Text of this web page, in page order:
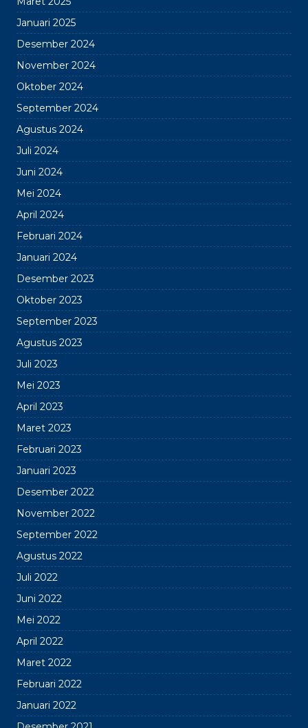
Januari 2025
Desember 2024
November 2024
Oktober 2024
September 2024
Agustus 2024
Juli 2024
Juni 2024
Mei 2024
April 2024
Februari 2024
Januari 2024
Desember 2023
Oktober 2023
September 2023
Agustus 2023
Juli 2023
Mei 2023
April 2023
Maret 2023
Februari 2023
Januari 2023
Desember 2022
November 2022
September 2022
Agustus 2022
Juli 2022
Juni 2022
Mei 2022
April 2022
Maret 2022
Februari 2022
Januari 2022